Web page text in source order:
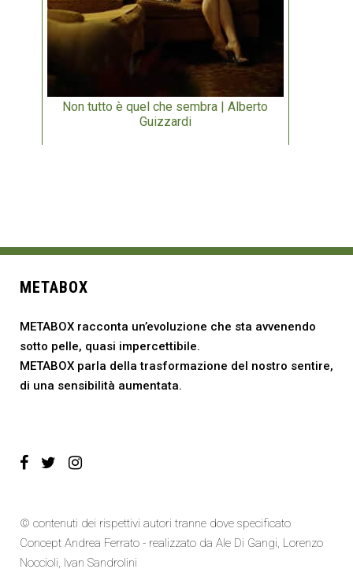
Non tutto è quel che sembra | Alberto
Guizzardi
METABOX
METABOX racconta un’evoluzione che sta avvenendo
sotto pelle, quasi impercettibile.
METABOX parla della trasformazione del nostro sentire,
di una sensibilità aumentata.
© contenuti dei rispettivi autori tranne dove specificato
Concept Andrea Ferrato - realizzato da Ale Di Gangi, Lorenzo
Noccioli, Ivan Sandrolini